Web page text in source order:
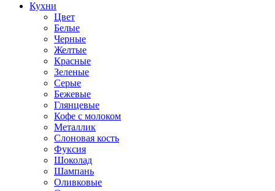
Кухни
Цвет
Белые
Черные
Желтые
Красные
Зеленые
Серые
Бежевые
Глянцевые
Кофе с молоком
Металлик
Слоновая кость
Фуксия
Шоколад
Шампань
Оливковые